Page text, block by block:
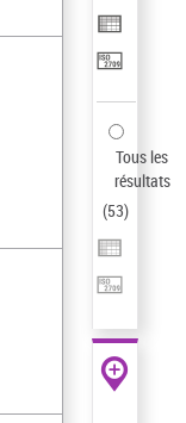
Tous les
résultats
(53)